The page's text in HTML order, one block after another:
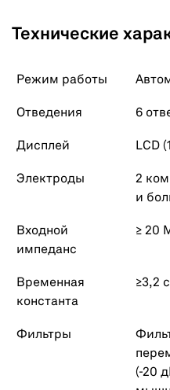
Технические
Режим работы
Отведения 6
Дисплей LCD
Электроды
2
и
Входной
импеданс
≥ 20
Временная
константа
≥3,2 с
Фильтры
(-20